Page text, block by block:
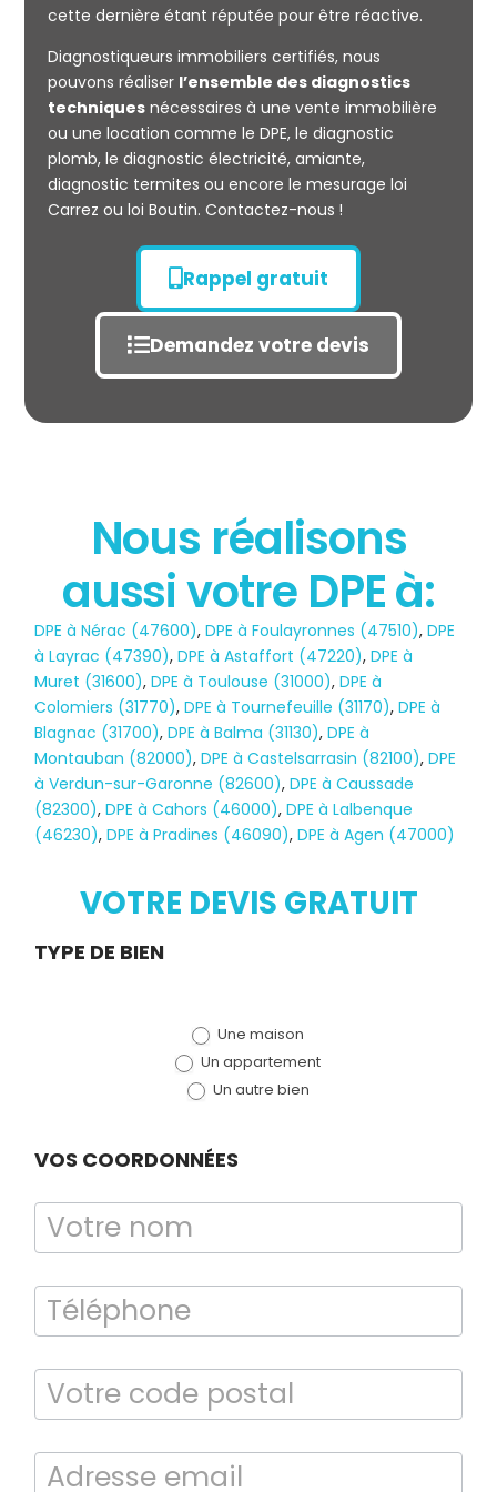
Mesurage
CARREZ
État des risques
POLLUTION
TERMITES
cette dernière étant réputée pour être réactive.
Diagnostiqueurs immobiliers certifiés, nous
pouvons réaliser l’ensemble des diagnostics
techniquesnécessaires à une vente immobilière
ou une location comme le DPE, le diagnostic
plomb, le diagnostic électricité, amiante,
diagnostic termites ou encore le mesurage loi
Carrez ou loi Boutin. Contactez-nous !
Rappel gratuit
Demandez votre devis
Nous réalisons
aussi votre DPE à:
DPE à Nérac (47600),DPE à Foulayronnes (47510),DPE
à Layrac (47390),DPE à Astaffort (47220),DPE à
Muret (31600),DPE à Toulouse (31000),DPE à
Colomiers (31770),DPE à Tournefeuille (31170),DPE à
Blagnac (31700),DPE à Balma (31130),DPE à
Montauban (82000),DPE à Castelsarrasin (82100),DPE
à Verdun-sur-Garonne (82600),DPE à Caussade
(82300),DPE à Cahors (46000),DPE à Lalbenque
(46230),DPE à Pradines (46090),DPE à Agen (47000)
VOTRE DEVIS GRATUIT
Demande
TYPE DE BIEN
Une maison
Un appartement
Un autre bien
VOS COORDONNÉES